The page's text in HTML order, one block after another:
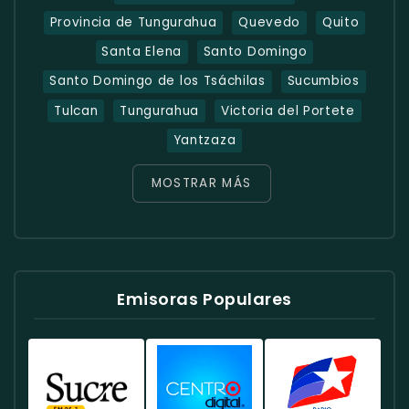
Provincia de Tungurahua
Quevedo
Quito
Santa Elena
Santo Domingo
Santo Domingo de los Tsáchilas
Sucumbios
Tulcan
Tungurahua
Victoria del Portete
Yantzaza
MOSTRAR MÁS
Emisoras Populares